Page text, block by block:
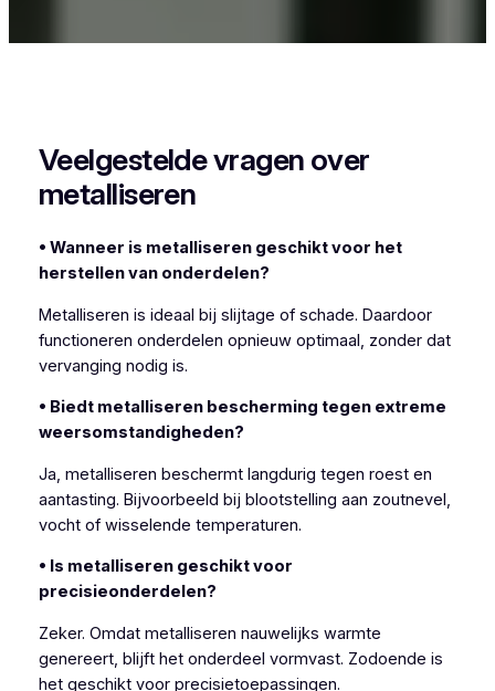
Veelgestelde vragen over
metalliseren
• Wanneer is metalliseren geschikt voor het
herstellen van onderdelen?
Metalliseren is ideaal bij slijtage of schade. Daardoor
functioneren onderdelen opnieuw optimaal, zonder dat
vervanging nodig is.
• Biedt metalliseren bescherming tegen extreme
weersomstandigheden?
Ja, metalliseren beschermt langdurig tegen roest en
aantasting. Bijvoorbeeld bij blootstelling aan zoutnevel,
vocht of wisselende temperaturen.
• Is metalliseren geschikt voor
precisieonderdelen?
Zeker. Omdat metalliseren nauwelijks warmte
genereert, blijft het onderdeel vormvast. Zodoende is
het geschikt voor precisietoepassingen.